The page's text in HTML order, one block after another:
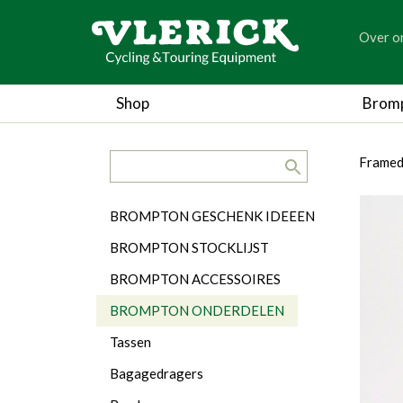
Over
Shop
Categorieën
BROMPTON GESCHENK IDEEEN
BROMPTON STOCKLIJST
BROMPTON ACCESSOIRES
BROMPTON ONDERDELEN
Tassen
Bagagedragers